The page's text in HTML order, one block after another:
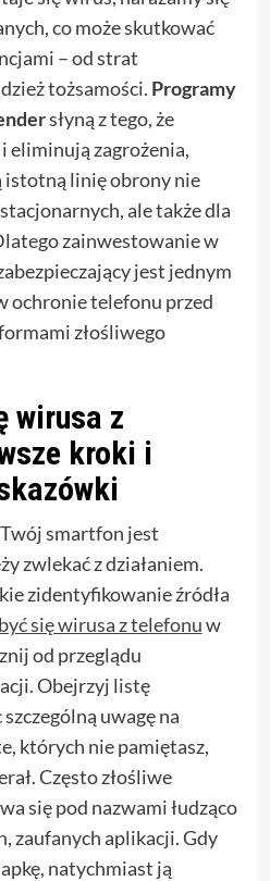
co może skutkować
– od strat
tożsamości. Programy
słyną z tego, że
eliminują zagrożenia,
istotną linię obrony nie
ale także dla
zainwestowanie w
jest jednym
ochronie telefonu przed
złośliwego
wirusa z
kroki i
smartfon jest
zwlekać z działaniem.
zidentyfikowanie źródła
się wirusa z telefonuw
od przeglądu
Obejrzyj listę
uwagę na
których nie pamiętasz,
Często złośliwe
się pod nazwami łudząco
zaufanych aplikacji. Gdy
natychmiast ją